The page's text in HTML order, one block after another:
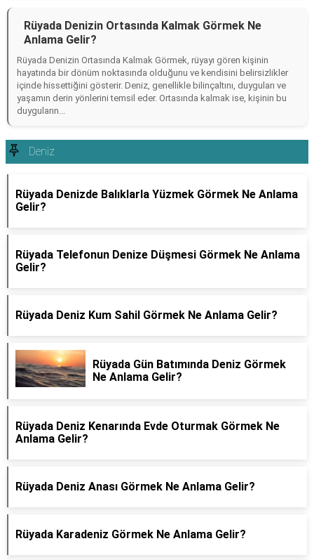
Rüyada Denizin Ortasında Kalmak Görmek Ne
Anlama Gelir?
Rüyada Denizin Ortasında Kalmak Görmek, rüyayı gören kişinin
hayatında bir dönüm noktasında olduğunu ve kendisini belirsizlikler
içinde hissettiğini gösterir. Deniz, genellikle bilinçaltını, duyguları ve
yaşamın derin yönlerini temsil eder. Ortasında kalmak ise, kişinin bu
duyguların...
Deniz
Rüyada Denizde Balıklarla Yüzmek Görmek Ne Anlama
Gelir?
Rüyada Telefonun Denize Düşmesi Görmek Ne Anlama
Gelir?
Rüyada Deniz Kum Sahil Görmek Ne Anlama Gelir?
Rüyada Gün Batımında Deniz Görmek
Ne Anlama Gelir?
Rüyada Deniz Kenarında Evde Oturmak Görmek Ne
Anlama Gelir?
Rüyada Deniz Anası Görmek Ne Anlama Gelir?
Rüyada Karadeniz Görmek Ne Anlama Gelir?